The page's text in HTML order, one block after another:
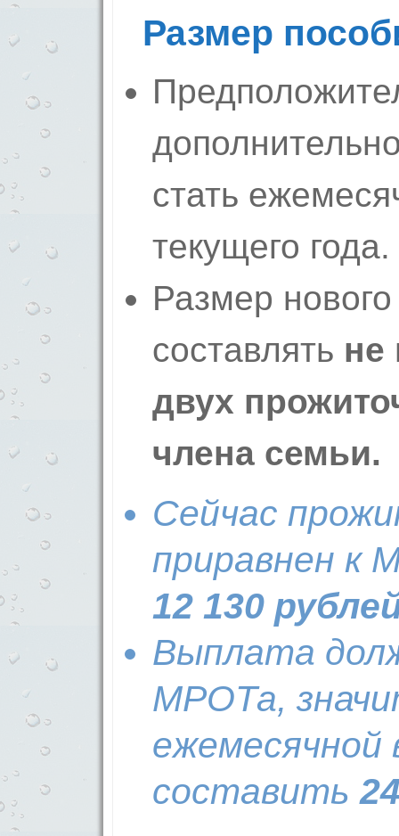
Размер
стать
текущего года.
Размер
составлять не
двух
члена семьи.
Сейчас
приравнен к
12 130
Выплата
МРОТа,
составить